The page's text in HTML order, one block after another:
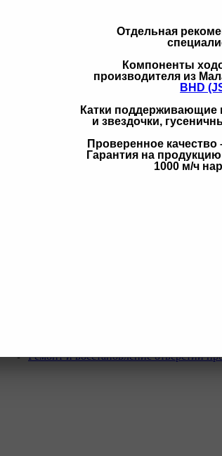
Отдельная
Компоненты
производителя из
BHD
Катки
и звездочки,
Проверенное
Гарантия на
1000 м/ч
Ремонт и восстановление отверстий